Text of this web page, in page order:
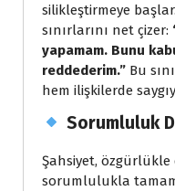
silikleştirmeye
sınırlarını net çizer:
yapamam. Bunu
reddederim.” Bu
hem ilişkilerde
Sorumluluk
Şahsiyet,
sorumlulukla